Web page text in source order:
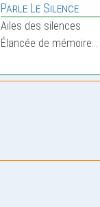
Parle Le Silence
Ailes des silences
Élancée de mémoire…